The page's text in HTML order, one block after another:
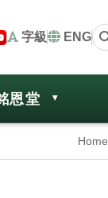
字級 ENG
恩堂
Home